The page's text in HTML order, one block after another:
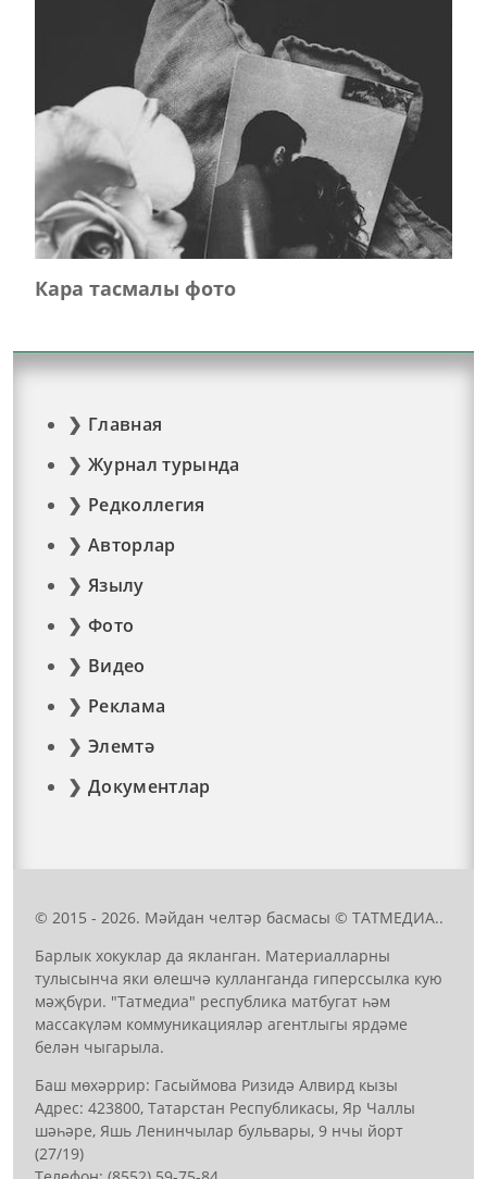
Кара тасмалы фото
Главная
Журнал турында
Редколлегия
Авторлар
Язылу
Фото
Видео
Реклама
Элемтә
Документлар
© 2015 - 2026. Мәйдан челтәр басмасы © ТАТМЕДИА..
Барлык хокуклар да якланган. Материалларны
тулысынча яки өлешчә кулланганда гиперссылка кую
мәҗбүри. "Татмедиа" республика матбугат һәм
массакүләм коммуникацияләр агентлыгы ярдәме
белән чыгарыла.
Баш мөхәррир: Гасыймова Ризидә Алвирд кызы
Адрес: 423800, Татарстан Республикасы, Яр Чаллы
шәһәре, Яшь Ленинчылар бульвары, 9 нчы йорт
(27/19)